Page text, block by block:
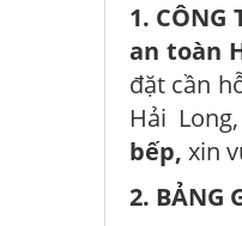
1. CÔNG
an toàn
đặt cần
Hải
bếp, xin
2. BẢNG